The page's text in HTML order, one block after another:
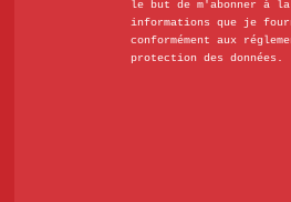
le but de m'abonner à
informations que je
conformément aux
protection des données.